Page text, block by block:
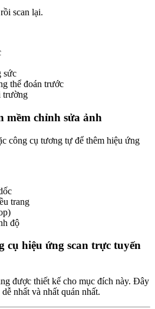
scan lại.
sức
thể đoán trước
trường
mềm chỉnh sửa ảnh
công cụ tương tự để thêm hiệu ứng
trang
độ
cụ hiệu ứng scan trực tuyến
được thiết kế cho mục đích này. Đây
nhất và nhất quán nhất.